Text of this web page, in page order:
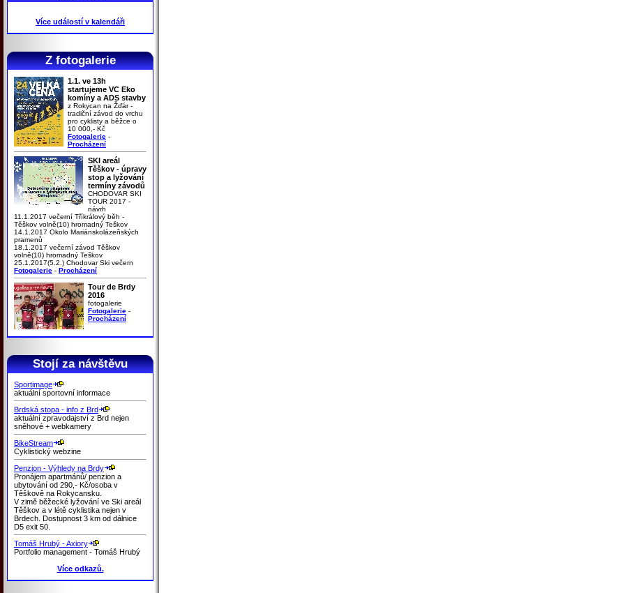
Více událostí v kalendáři
Z fotogalerie
1.1. ve 13h
startujeme VC Eko
komíny a ADS stavby
z Rokycan na Žďár -
tradiční závod do vrchu
pro cyklisty a běžce o
10 000,- Kč
Fotogalerie -
Procházení
SKI areál
Těškov - úpravy
stop a lyžování
termíny závodů
CHODOVAR SKI
TOUR 2017 -
návrh
11.1.2017 večerní Tříkrálový běh -
Těškov volně(10) hromadný Teškov
14.1.2017 Okolo Mariánskolázeňských
pramenů
18.1.2017 večerní závod Těškov
volně(10) hromadný Teškov
25.1.2017(5.2.) Chodovar Ski večern
Fotogalerie - Procházení
Tour de Brdy
2016
fotogalerie
Fotogalerie -
Procházení
Stojí za návštěvu
Sportimage
aktuální sportovní informace
Brdská stopa - info z Brd
aktuální zpravodajství z Brd nejen
sněhové + webkamery
BikeStream
Cyklistický webzine
Penzion - Výhledy na Brdy
Pronájem apartmánů/ penzion a
ubytování od 290,- Kč/osoba v
Těškově na Rokycansku.
V zimě běžecké lyžování ve Ski areál
Těškov a v létě cyklistika nejen v
Brdech. Dostupnost 3 km od dálnice
D5 exit 50.
Tomáš Hrubý - Axiory
Portfolio management - Tomáš Hrubý
Více odkazů.